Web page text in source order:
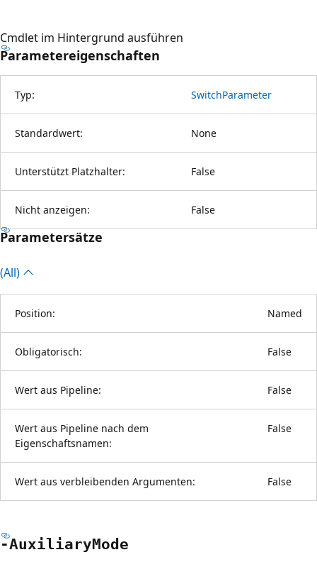
Cmdlet im Hintergrund ausführen
Parametereigenschaften
Typ: SwitchParameter
Standardwert: None
Unterstützt Platzhalter: False
Nicht anzeigen: False
Parametersätze
(All)
Position: Named
Obligatorisch: False
Wert aus Pipeline: False
Wert aus Pipeline nach dem
Eigenschaftsnamen:
False
Wert aus verbleibenden Argumenten: False
-AuxiliaryMode